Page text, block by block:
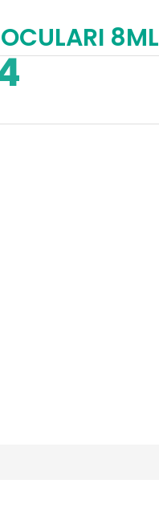
8ML